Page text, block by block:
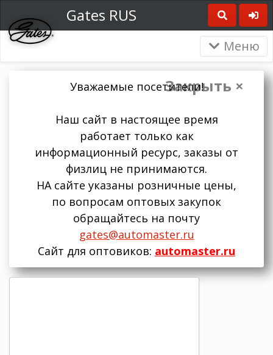
Gates RUS
Меню
Закрыть ×
Уважаемые посетители!
Наш сайт в настоящее время
работает только как
информационный ресурс, заказы от
физлиц не принимаются.
НА сайте указаны розничные цены,
по вопросам оптовых закупок
обращайтесь на почту
gates@automaster.ru
Сайт для оптовиков: automaster.ru